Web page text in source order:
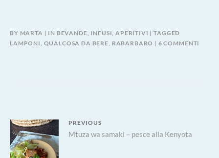
BY MARTA IN BEVANDE, INFUSI, APERITIVI
TAGGED
LAMPONI QUALCOSA DA BERE RABARBARO 6 COMMENTI
Navigazione
articoli
PREVIOUS
Previous
post:
Mtuza wa samaki – pesce alla Kenyota